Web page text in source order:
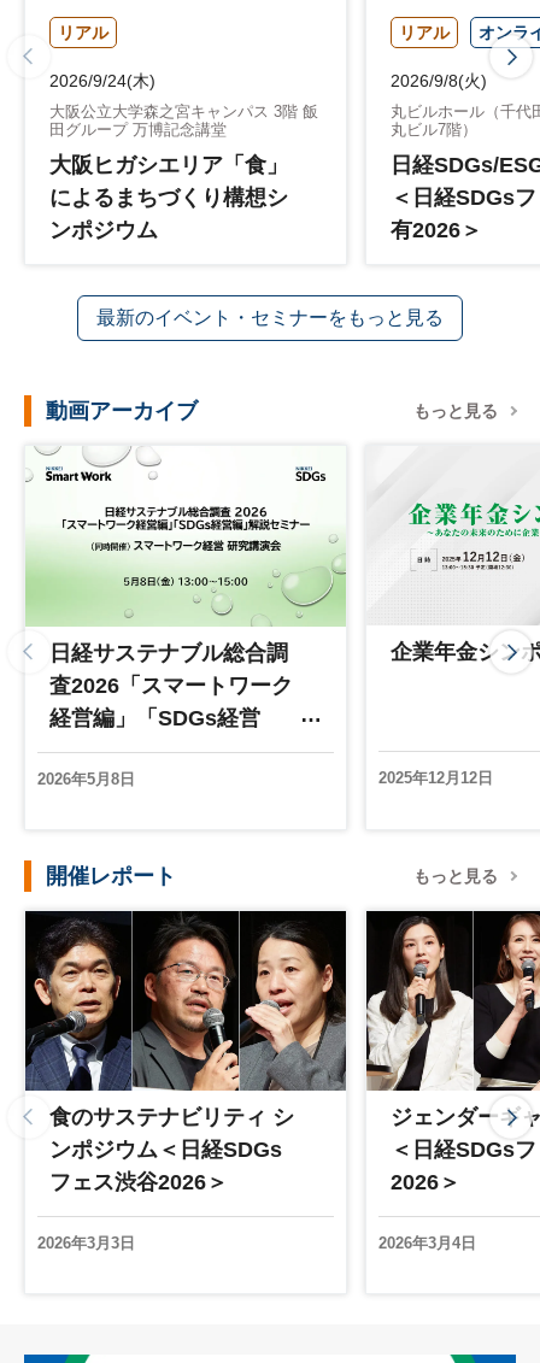
リアル
2026/9/24(木)
大阪公立大学森之宮キャンパス 3階 飯
田グループ 万博記念講堂
大阪ヒガシエリア「食」
によるまちづくり構想シ
ンポジウム
リアル オンラ
2026/9/8(火)
丸ビルホール（千代
丸ビル7階）
日経SDGs/
＜日経SDGs
有2026＞
最新のイベント・セミナーをもっと見る
動画アーカイブ もっと見る
日経サステナブル総合調
査2026「スマートワーク
経営編」「SDGs経営
編」解説セミナースマー
トワーク経営 研究講演
2026年5月8日
企業年金シン
2025年12月12日
開催レポート もっと見る
食のサステナビリティ シ
ンポジウム＜日経SDGs
フェス渋谷2026＞
2026年3月3日
ジェンダーギ
＜日経SDGs
2026＞
2026年3月4日